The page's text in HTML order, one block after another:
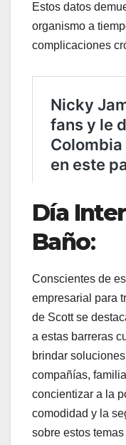
Estos datos
organismo a
complicaciones
Día
Baño:
Conscientes de
empresarial para
de Scott se
a estas barreras
brindar
compañías,
concientizar a la
comodidad y la
sobre estos